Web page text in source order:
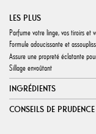
LES PLUS
Parfume votre linge, vos tiroirs et
Formule adoucissante et
Assure une propreté éclatante
Sillage envoûtant
INGRÉDIENTS
CONSEILS DE PRUDENCE